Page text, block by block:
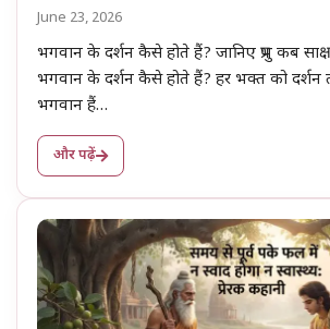
June 23, 2026
भगवान के दर्शन कैसे होते हैं? जानिए प्रभु कब
भगवान के दर्शन कैसे होते हैं? हर भक्त को दर्शन
भगवान हैं…
और पढ़ें